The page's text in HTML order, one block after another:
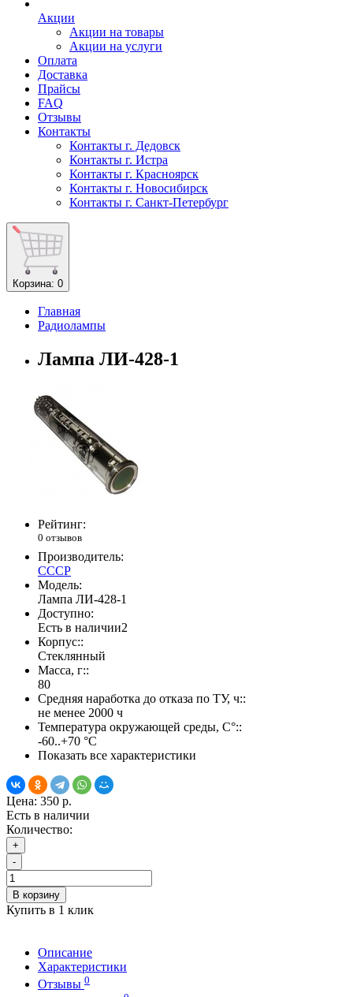
Акции
Акции на товары
Акции на услуги
Оплата
Доставка
Прайсы
FAQ
Отзывы
Контакты
Контакты г. Дедовск
Контакты г. Истра
Контакты г. Красноярск
Контакты г. Новосибирск
Контакты г. Санкт-Петербург
Корзина: 0
Главная
Радиолампы
Лампа ЛИ-428-1
Рейтинг:
0 отзывов
Производитель:
СССР
Модель:
Лампа ЛИ-428-1
Доступно:
Есть в наличии2
Корпус::
Стеклянный
Масса, г::
80
Средняя наработка до отказа по ТУ, ч::
не менее 2000 ч
Температура окружающей среды, С°::
-60..+70 °С
Показать все характеристики
Цена: 350 р.
Есть в наличии
Количество:
+
-
В корзину
Купить в 1 клик
Описание
Характеристики
Отзывы 0